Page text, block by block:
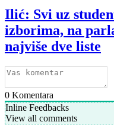
Ilić: Svi uz
izborima, na
najviše dve liste
0 Komentara
Inline Feedbacks
View all comments